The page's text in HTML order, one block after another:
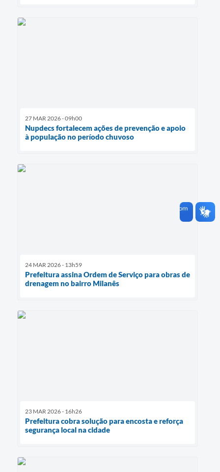
27 MAR 2026 - 09h00
Nupdecs fortalecem ações de prevenção e apoio
à população no período chuvoso
24 MAR 2026 - 13h59
Prefeitura assina Ordem de Serviço para obras de
drenagem no bairro Milanês
23 MAR 2026 - 16h26
Prefeitura cobra solução para encosta e reforça
segurança local na cidade